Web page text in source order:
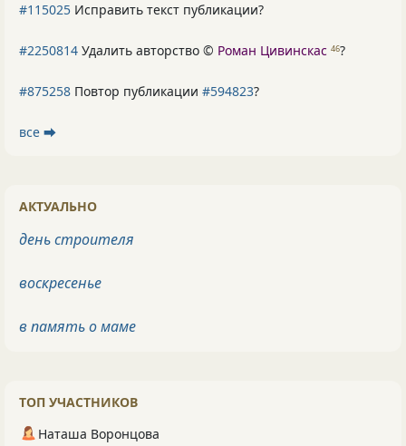
#115025 Исправить текст публикации?
#2250814 Удалить авторство © Роман Цивинскас 46?
#875258 Повтор публикации #594823?
все ⮕
АКТУАЛЬНО
день строителя
воскресенье
в память о маме
ТОП УЧАСТНИКОВ
Наташа Воронцова